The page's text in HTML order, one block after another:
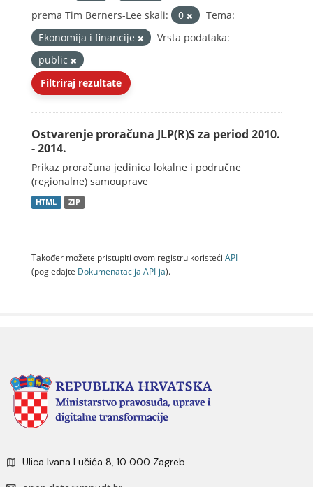
prema Tim Berners-Lee skali:
0
Tema:
Ekonomija i financije
Vrsta podataka:
public
Filtriraj rezultate
Ostvarenje proračuna JLP(R)S za period 2010.
- 2014.
Prikaz proračuna jedinica lokalne i područne
(regionalne) samouprave
HTML ZIP
Također možete pristupiti ovom registru koristeći API
(pogledajte Dokumenаtаcijа API-jа).